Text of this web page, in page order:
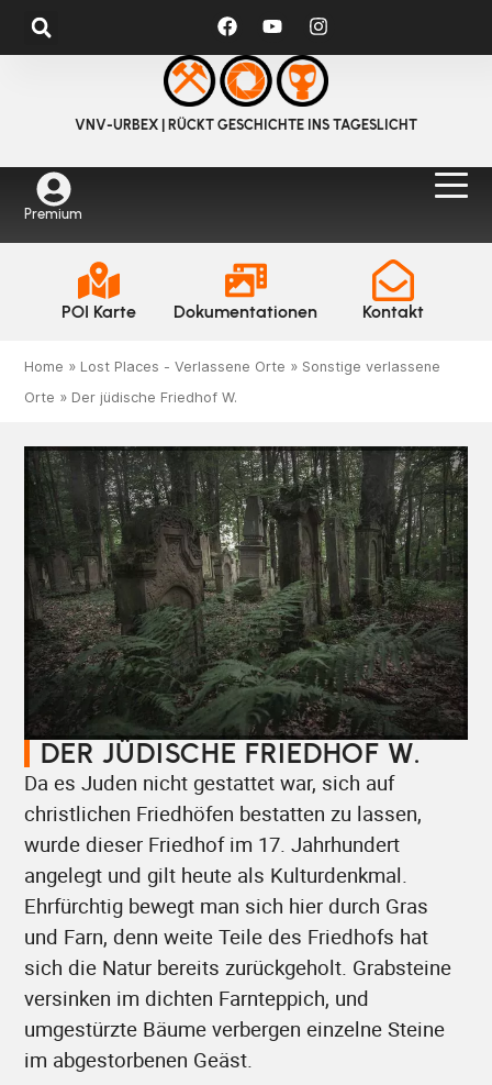
VNV-URBEX | RÜCKT GESCHICHTE INS TAGESLICHT
Premium
POI Karte Dokumentationen Kontakt
Home » Lost Places - Verlassene Orte » Sonstige verlassene
Orte » Der jüdische Friedhof W.
DER JÜDISCHE FRIEDHOF W.
Da es Juden nicht gestattet war, sich auf
christlichen Friedhöfen bestatten zu lassen,
wurde dieser Friedhof im 17. Jahrhundert
angelegt und gilt heute als Kulturdenkmal.
Ehrfürchtig bewegt man sich hier durch Gras
und Farn, denn weite Teile des Friedhofs hat
sich die Natur bereits zurückgeholt. Grabsteine
versinken im dichten Farnteppich, und
umgestürzte Bäume verbergen einzelne Steine
im abgestorbenen Geäst.